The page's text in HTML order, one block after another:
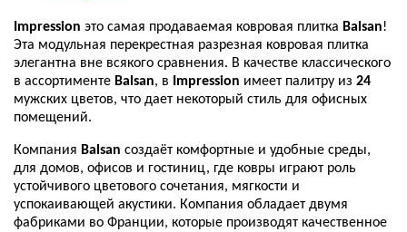
Impression это самая продаваемая ковровая плитка Balsan!
Эта модульная перекрестная разрезная ковровая плитка
элегантна вне всякого сравнения. В качестве классического
в ассортименте Balsan, в Impression имеет палитру из 24
мужских цветов, что дает некоторый стиль для офисных
помещений.
Компания Balsan создаёт комфортные и удобные среды,
для домов, офисов и гостиниц, где ковры играют роль
устойчивого цветового сочетания, мягкости и
успокаивающей акустики. Компания обладает двумя
фабриками во Франции, которые производят качественное